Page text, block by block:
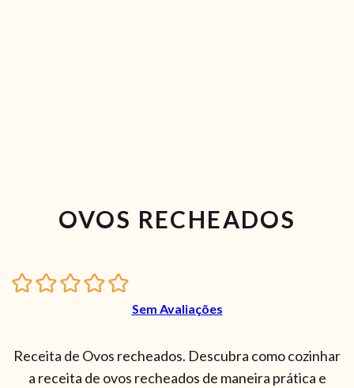
OVOS RECHEADOS
Sem Avaliações
Receita de Ovos recheados. Descubra como cozinhar
a receita de ovos recheados de maneira prática e